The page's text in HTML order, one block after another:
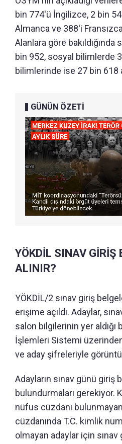
bin 774'ü İngilizce, 2 bin
Almanca ve 388'i Fransızca
Alanlara göre bakıldığında
bin 952, sosyal bilimlerde
bilimlerinde ise 27 bin 618
GÜNÜN ÖZETİ
YÖKDİL SINAV GİRİŞ
ALINIR?
YÖKDİL/2 sınav giriş
erişime açıldı. Adaylar,
salon bilgilerinin yer aldığı
İşlemleri Sistemi
ve aday şifreleriyle
Adayların sınav günü giriş
bulundurmaları gerekiyor.
nüfus cüzdanı
cüzdanında T.C. kimlik
olmayan adaylar için